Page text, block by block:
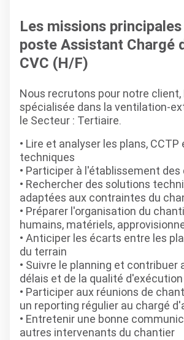
Les missions
poste Assistant Chargé
CVC (H/F)
Nous recrutons pour notre client,
spécialisée dans la ventilation-
le Secteur : Tertiaire.
• Lire et analyser les plans,
techniques
• Participer à l'établissement des
• Rechercher des solutions
adaptées aux contraintes du
• Préparer l'organisation du
humains, matériels,
• Anticiper les écarts entre les
du terrain
• Suivre le planning et contribuer
délais et de la qualité d'exécution
• Participer aux réunions de
un reporting régulier au chargé
• Entretenir une bonne
autres intervenants du chantier